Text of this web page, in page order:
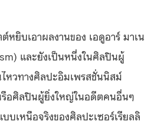
หยิบเอาผลงานของ เอดูอาร์ มาเน
และยังเป็นหนึ่งในศิลปินผู้
หวทางศิลปะอิมเพรสชั่นนิสม์
อศิลปินผู้ยิ่งใหญ่ในอดีตคนอื่นๆ
บเหนือจริงของศิลปะเซอร์เรียลลิ